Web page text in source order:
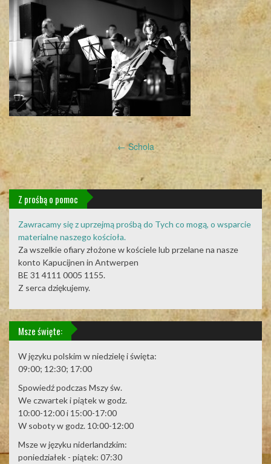
Post
navigation
←Schola
Z prośbą o pomoc
Zawracamy się z uprzejmą prośbą do Tych co mogą, o wsparcie
materialne naszego kościoła.
Za wszelkie ofiary złożone w kościele lub przelane na nasze
konto Kapucijnen in Antwerpen
BE 31 4111 0005 1155.
Z serca dziękujemy.
Msze święte:
W języku polskim w niedzielę i święta:
09:00; 12:30; 17:00
Spowiedź podczas Mszy św.
We czwartek i piątek w godz.
10:00-12:00 i 15:00-17:00
W soboty w godz. 10:00-12:00
Msze w języku niderlandzkim:
poniedziałek - piątek: 07:30